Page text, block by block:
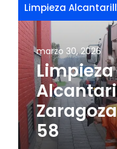
Limpieza
marzo 30, 2026
58